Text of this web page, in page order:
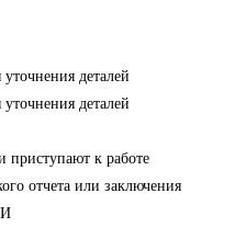
деталей
деталей
к работе
отчета или заключения